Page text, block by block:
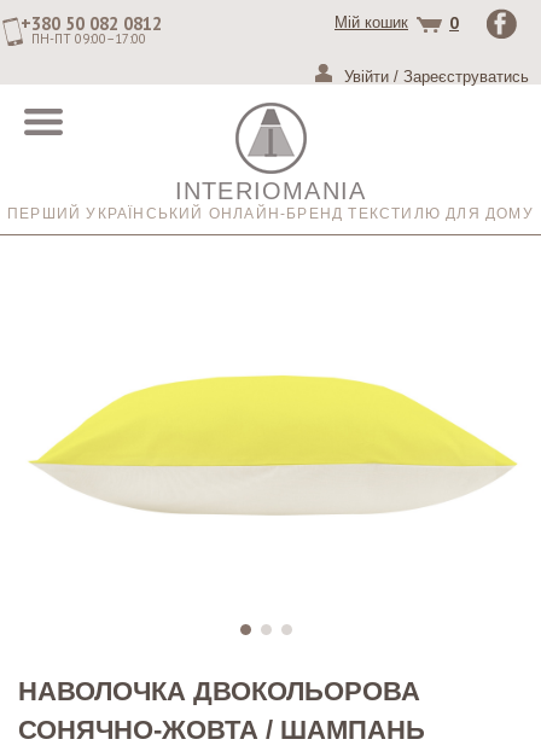
+380 50 082 0812
ПН-ПТ 09:00–17:00
Мій кошик 0
Увійти / Зареєструватись
INTERIOMANIA
ПЕРШИЙ УКРАЇНСЬКИЙ ОНЛАЙН-БРЕНД ТЕКСТИЛЮ ДЛЯ ДОМУ
НАВОЛОЧКА ДВОКОЛЬОРОВА
СОНЯЧНО-ЖОВТА / ШАМПАНЬ